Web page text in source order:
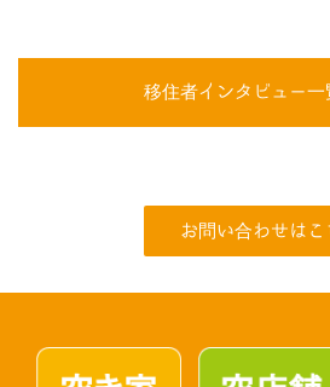
移住者インタビュー一
お問い合わせはこ